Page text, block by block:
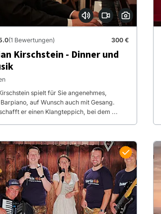
(1 Bewertungen) 300 €
Kirschstein - Dinner und
spielt für Sie angenehmes,
auf Wunsch auch mit Gesang.
er einen Klangteppich, bei dem ...